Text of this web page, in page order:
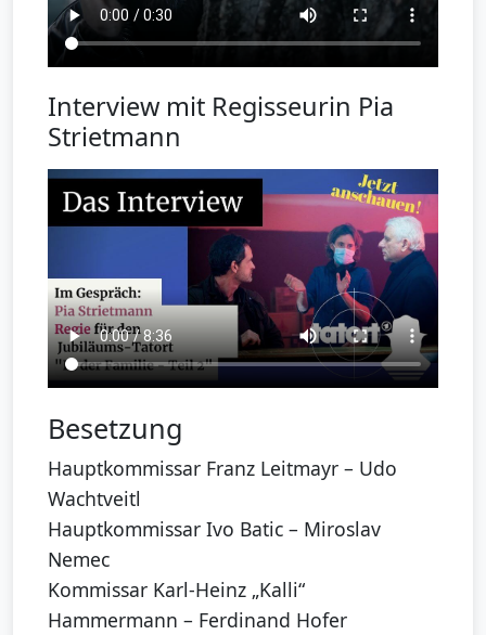
Interview mit Regisseurin Pia
Strietmann
Besetzung
Hauptkommissar Franz Leitmayr – Udo
Wachtveitl
Hauptkommissar Ivo Batic – Miroslav
Nemec
Kommissar Karl-Heinz „Kalli“
Hammermann – Ferdinand Hofer